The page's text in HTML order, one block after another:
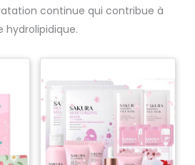
continue qui contribue à
hydrolipidique.